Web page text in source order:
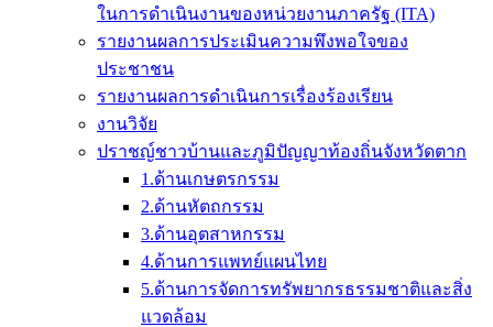
ในการดำเนินงานของหน่วยงานภาครัฐ (ITA)
รายงานผลการประเมินความพึงพอใจของ
ประชาชน
รายงานผลการดำเนินการเรื่องร้องเรียน
งานวิจัย
ปราชญ์ชาวบ้านและภูมิปัญญาท้องถิ่นจังหวัดตาก
1.ด้านเกษตรกรรม
2.ด้านหัตถกรรม
3.ด้านอุตสาหกรรม
4.ด้านการแพทย์แผนไทย
5.ด้านการจัดการทรัพยากรธรรมชาติและสิ่ง
แวดล้อม